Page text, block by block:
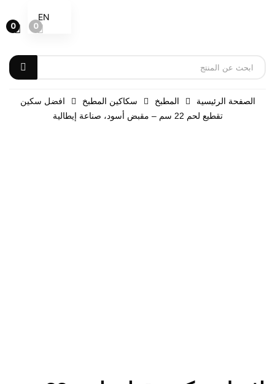
0
0
الصفحة الرئيسية المطبخ سكاكين المطبخ
افضل سكين
تقطيع لحم 22 سم – مقبض أسود، صناعة إيطالية
EN